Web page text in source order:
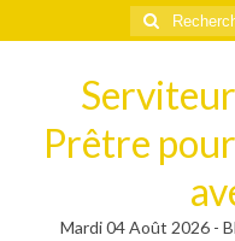
Rechercher
:
Prêtre
Mardi 04 Août 2026 -